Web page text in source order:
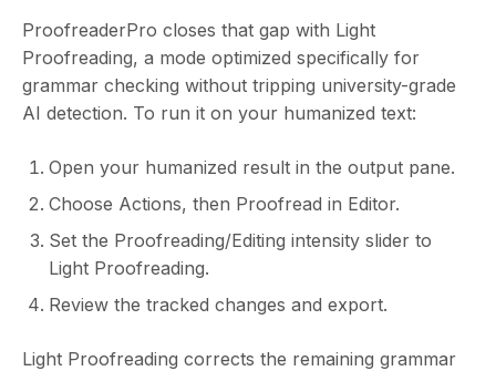
ProofreaderPro closes that gap with Light
Proofreading, a mode optimized specifically for
grammar checking without tripping university-grade
AI detection. To run it on your humanized text:
Open your humanized result in the output pane.
Choose Actions, then Proofread in Editor.
Set the Proofreading/Editing intensity slider to
Light Proofreading.
Review the tracked changes and export.
Light Proofreading corrects the remaining grammar